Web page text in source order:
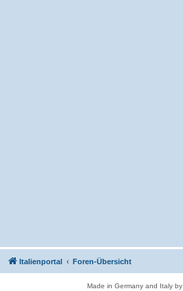
Italienportal Foren-Übersicht
Made in Germany and Italy by